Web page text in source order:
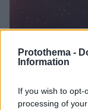
Protothema -
Information
If you wish to
processing of